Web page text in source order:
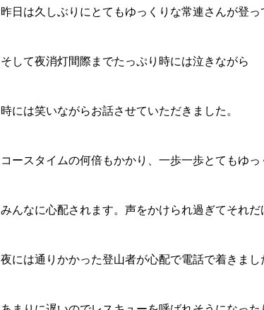
昨日は久しぶりにとてもゆっくりな常連さんが登っ
そして夜消灯間際までたっぷり時には泣きながら
時には笑いながらお話させていただきました。
コースタイムの何倍もかかり、一歩一歩とてもゆ
みんなに心配されます。声をかけられ過ぎてそれだ
夜には通りかかった登山者が心配で電話で着きまし